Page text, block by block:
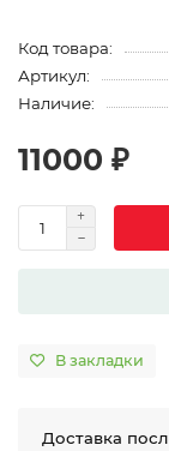
Код товара:
Артикул:
Наличие:
11000 ₽
В закладки
Доставка